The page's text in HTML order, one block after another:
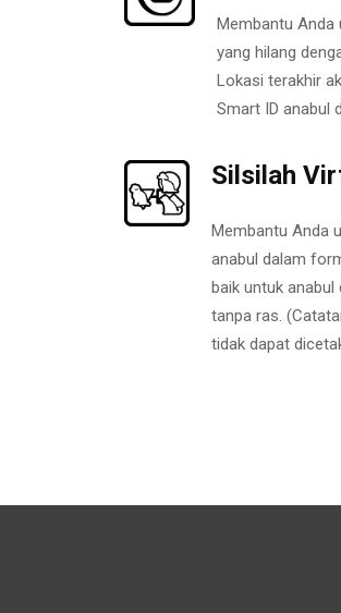
Membantu Anda
yang hilang
Lokasi terakhir
Smart ID anabul
Silsilah
Membantu Anda
anabul dalam
baik untuk anabul
tanpa ras.
tidak dapat